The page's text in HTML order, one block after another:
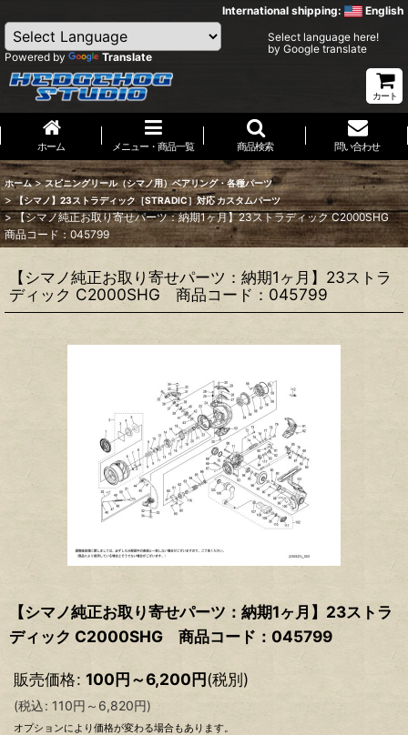
International shipping: English
Powered by Translate
Select language here!
by Google translate
カート
ホーム メニュー・商品一覧 商品検索 問い合わせ
ホーム > スピニングリール（シマノ用）ベアリング・各種パーツ
> 【シマノ】23ストラディック［STRADIC］対応 カスタムパーツ
> 【シマノ純正お取り寄せパーツ：納期1ヶ月】23ストラディック C2000SHG
商品コード：045799
【シマノ純正お取り寄せパーツ：納期1ヶ月】23ストラ
ディック C2000SHG 商品コード：045799
【シマノ純正お取り寄せパーツ：納期1ヶ月】23ストラ
ディック C2000SHG 商品コード：045799
販売価格: 100円～6,200円(税別)
(税込: 110円 ～6,820円)
オプションにより価格が変わる場合もあります。